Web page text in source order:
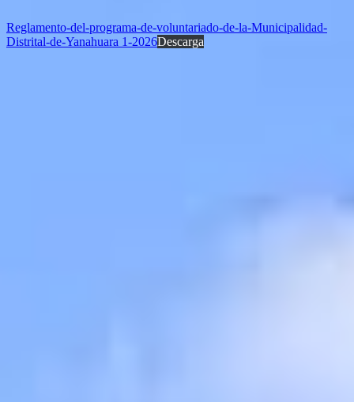
Reglamento-del-programa-de-voluntariado-de-la-Municipalidad-
Distrital-de-Yanahuara 1-2026Descarga